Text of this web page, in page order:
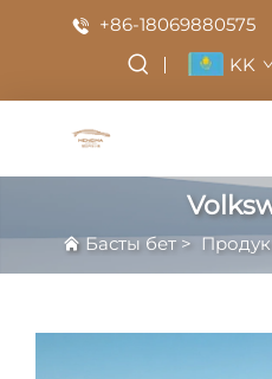
+86-18069880575
KK
Басты бет>